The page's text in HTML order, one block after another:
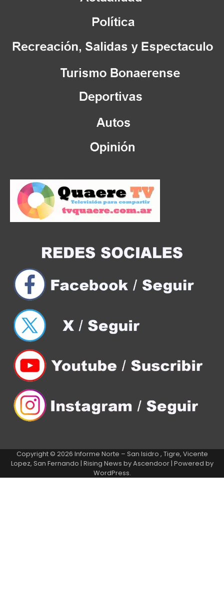
Copyright © 2026 Informe Norte – San Isidro , Tigre, Vicente
Lopez, San Fernando | Rising News byAscendoor| Powered by
WordPress.